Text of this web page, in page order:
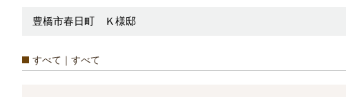
豊橋市春日町 Ｋ様邸
すべて｜すべて